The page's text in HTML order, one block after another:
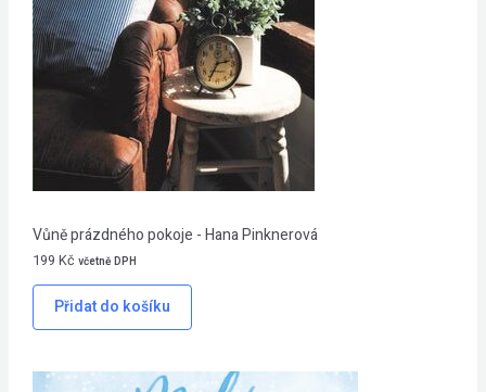
Vůně prázdného pokoje - Hana Pinknerová
199 Kč včetně DPH
Přidat do košíku